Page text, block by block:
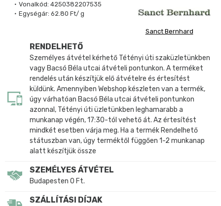
Vonalkód: 4250382207535
Egységár: 62.80 Ft/ g
Sanct Bernhard
RENDELHETŐ
Személyes átvétel kérhető Tétényi úti szaküzletünkben
vagy Bacsó Béla utcai átvételi pontunkon. A terméket
rendelés után készítjük elő átvételre és értesítést
küldünk. Amennyiben Webshop készleten van a termék,
úgy várhatóan Bacsó Béla utcai átvételi pontunkon
azonnal, Tétényi úti üzletünkben leghamarabb a
munkanap végén, 17:30-tól vehető át. Az értesítést
mindkét esetben várja meg. Ha a termék Rendelhető
státuszban van, úgy terméktől függően 1-2 munkanap
alatt készítjük össze
SZEMÉLYES ÁTVÉTEL
Budapesten 0 Ft.
SZÁLLÍTÁSI DÍJAK